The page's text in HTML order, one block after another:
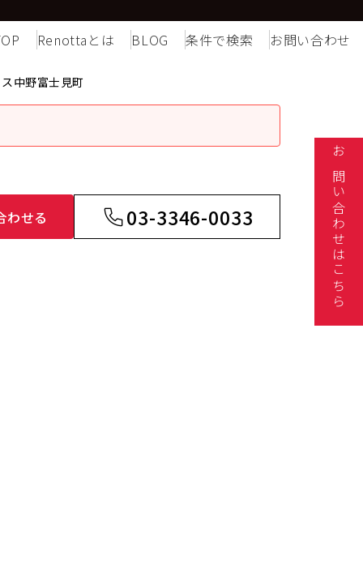
Renottaとは BLOG 条件で検索 お問い合わせ
中野富士見町
わせる 03-3346-0033 お問い合わせはこちら